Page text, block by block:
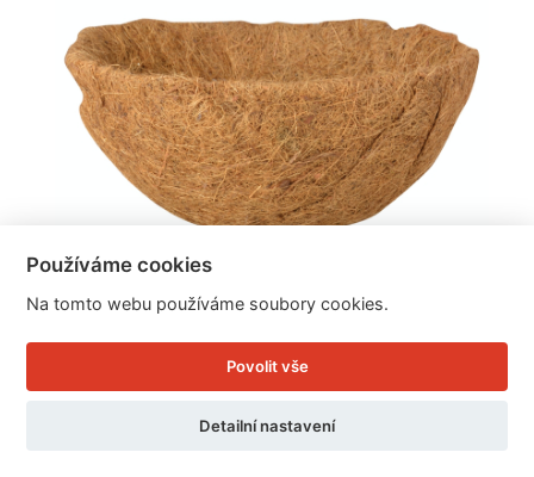
Kokosové vlákno do květináče 25,4x25,4x11cm
Používáme cookies
Na tomto webu používáme soubory cookies.
Povolit vše
Detailní nastavení